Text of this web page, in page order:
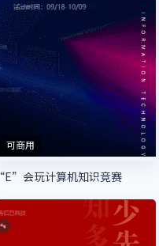
可商用
“E”会玩计算机知识竞赛